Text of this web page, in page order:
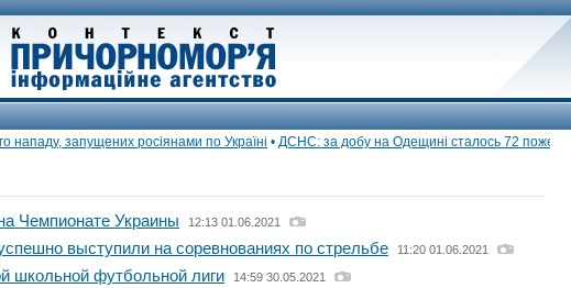
запущених росіянами по Україні•ДСНС: за добу на Одещині сталось 72 пожежі•
Чемпионате Украины 12:13 01.06.2021
выступили на соревнованиях по стрельбе 11:20 01.06.2021
школьной футбольной лиги 14:59 30.05.2021